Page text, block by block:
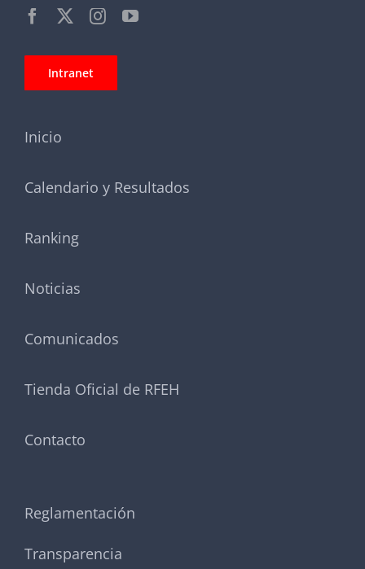
Intranet
Inicio
Calendario y Resultados
Ranking
Noticias
Comunicados
Tienda Oficial de RFEH
Contacto
Reglamentación
Transparencia